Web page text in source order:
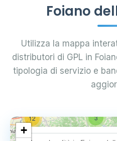
Foiano
Utilizza la mappa
distributori di GPL in
tipologia di servizio e
3
12
+